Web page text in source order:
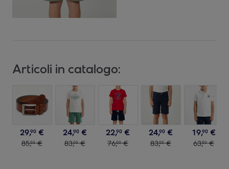
Articoli in catalogo:
29,90 €
85,00 €
24,90 €
83,00 €
22,90 €
76,00 €
24,90 €
83,00 €
19,90 €
63,50 €